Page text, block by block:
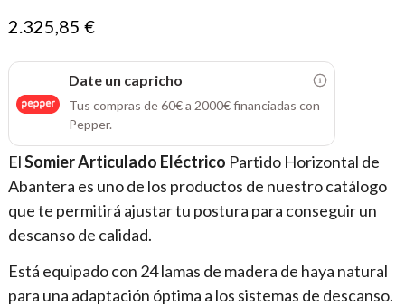
2.325,85 €
Date un capricho
Tus compras de 60€ a 2000€ financiadas con
Pepper.
ElSomier Articulado Eléctrico Partido Horizontal de
Abantera es uno de los productos de nuestro catálogo
que te permitirá ajustar tu postura para conseguir un
descanso de calidad.
Está equipado con 24 lamas de madera de haya natural
para una adaptación óptima a los sistemas de descanso.